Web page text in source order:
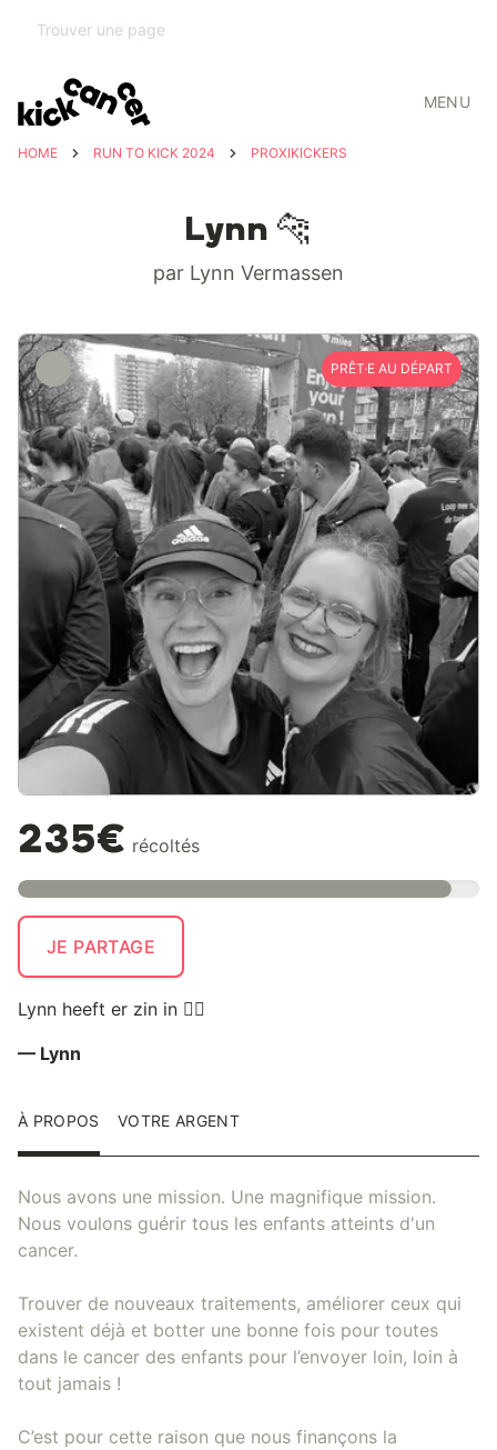
MENU
HOME RUN TO KICK 2024 PROXIKICKERS
Lynn 🐆
par Lynn Vermassen
PRÊT·E AU DÉPART
235€ récoltés
JE PARTAGE
Lynn heeft er zin in ✌🏼
— Lynn
À PROPOS VOTRE ARGENT
Nous avons une mission. Une magnifique mission.
Nous voulons guérir tous les enfants atteints d'un
cancer.
Trouver de nouveaux traitements, améliorer ceux qui
existent déjà et botter une bonne fois pour toutes
dans le cancer des enfants pour l’envoyer loin, loin à
tout jamais !
C’est pour cette raison que nous finançons la